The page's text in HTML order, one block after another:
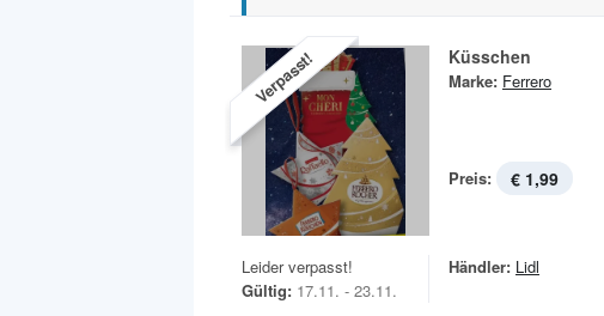
Verpasst! Küsschen
Marke: Ferrero
Preis: € 1,99
Leider verpasst!
Gültig: 17.11. - 23.11.
Händler: Lidl